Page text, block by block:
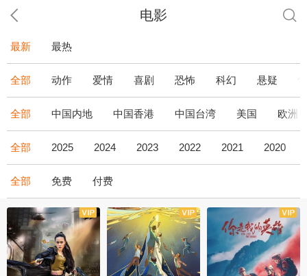
电影
最新 最热
全部 动作 爱情 喜剧 恐怖 科幻 悬疑
全部 中国内地 中国香港 中国台湾 美国 欧洲
全部 2025 2024 2023 2022 2021 2020
全部 免费 付费